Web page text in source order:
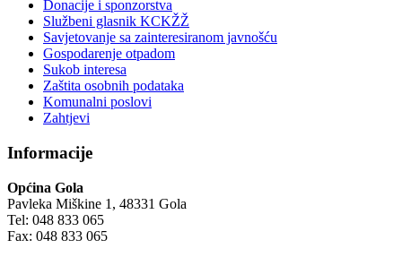
Donacije i sponzorstva
Službeni glasnik KCKŽŽ
Savjetovanje sa zainteresiranom javnošću
Gospodarenje otpadom
Sukob interesa
Zaštita osobnih podataka
Komunalni poslovi
Zahtjevi
Informacije
Općina Gola
Pavleka Miškine 1, 48331 Gola
Tel: 048 833 065
Fax: 048 833 065